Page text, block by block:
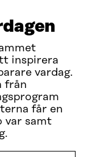
inspirera
vardag.
från
får en
var samt